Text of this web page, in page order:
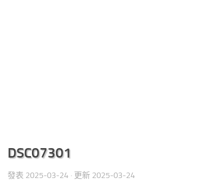
DSC07301
發表 2025-03-24 · 更新 2025-03-24